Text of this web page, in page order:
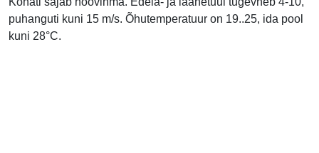
puhanguti kuni 15 m/s. Õhutemperatuur on 19..25, ida pool
kuni 28°C.